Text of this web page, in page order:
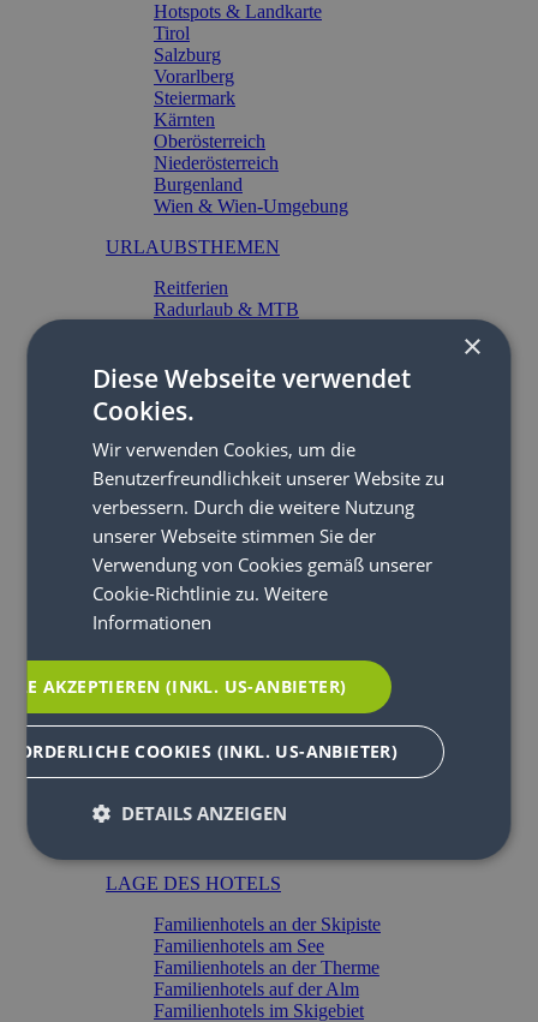
Hotspots & Landkarte
Tirol
Salzburg
Vorarlberg
Steiermark
Kärnten
Oberösterreich
Niederösterreich
Burgenland
Wien & Wien-Umgebung
URLAUBSTHEMEN
Reitferien
Radurlaub & MTB
Urlaub mit Baby
Familienurlaub am See
Family Wellness
Urlaub mit Kinderbetreuung
Urlaub mit Allergien
Urlaub mit Handicap
Urlaub am Bauernhof
Family-Hotels
ÜBERSICHT
Vorarlberg
Steiermark
Niederösterreich
Oberösterreich
Wien
LAGE DES HOTELS
Familienhotels an der Skipiste
Familienhotels am See
Familienhotels an der Therme
Familienhotels auf der Alm
Familienhotels im Skigebiet
×
Diese Webseite verwendet
Cookies.
Wir verwenden Cookies, um die
Benutzerfreundlichkeit unserer Website zu
verbessern. Durch die weitere Nutzung
unserer Webseite stimmen Sie der
Verwendung von Cookies gemäß unserer
Cookie-Richtlinie zu.Weitere
Informationen
AKZEPTIEREN (INKL. US-ANBIETER)
COOKIES (INKL. US-ANBIETER)
DETAILS ANZEIGEN